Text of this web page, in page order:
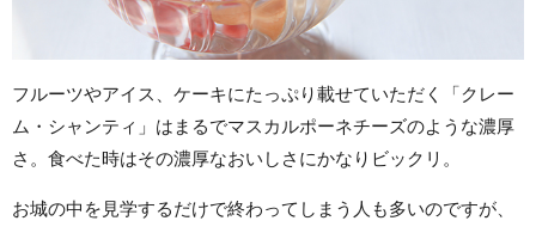
フルーツやアイス、ケーキにたっぷり載せていただく「クレー
ム・シャンティ」はまるでマスカルポーネチーズのような濃厚
さ。食べた時はその濃厚なおいしさにかなりビックリ。
お城の中を見学するだけで終わってしまう人も多いのですが、